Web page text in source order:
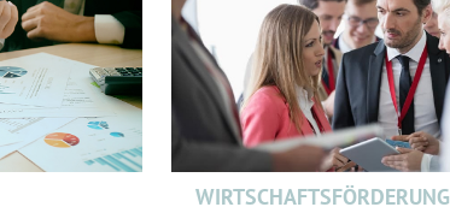
WIRTSCHAFTSFÖRDERUNG